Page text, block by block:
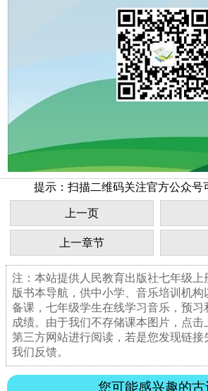
提示：扫描二维码关注官方公众号
上一页
上一章节
注：本站提供人民教育出版社七年级上
版书本导航，供中小学、音乐培训机构
备课，七年级学生在线学习音乐，预习
成绩。由于我们不存储课本图片，点击
第三方网站进行阅读，若是您发现链接
我们反馈。
您可能感兴趣的古